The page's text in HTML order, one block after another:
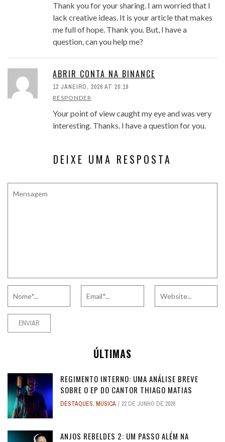
Thank you for your sharing. I am worried that I
lack creative ideas. It is your article that makes
me full of hope. Thank you. But, I have a
question, can you help me?
ABRIR CONTA NA BINANCE
12 JANEIRO, 2026 AT 20:19
RESPONDER
Your point of view caught my eye and was very
interesting. Thanks. I have a question for you.
DEIXE UMA RESPOSTA
ÚLTIMAS
REGIMENTO INTERNO: UMA ANÁLISE BREVE
SOBRE O EP DO CANTOR THIAGO MATIAS
DESTAQUES, MÚSICA 22 DE JUNHO DE 2026
ANJOS REBELDES 2: UM PASSO ALÉM NA